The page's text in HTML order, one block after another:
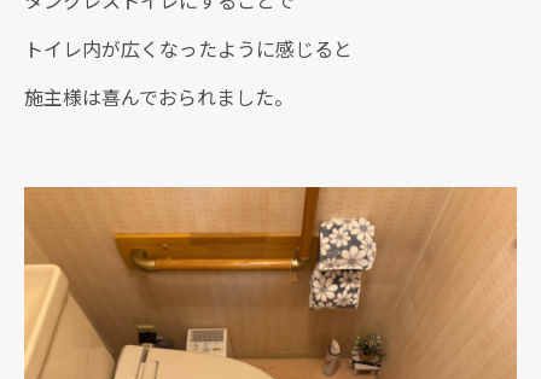
トイレ内が広くなったように感じると
施主様は喜んでおられました。